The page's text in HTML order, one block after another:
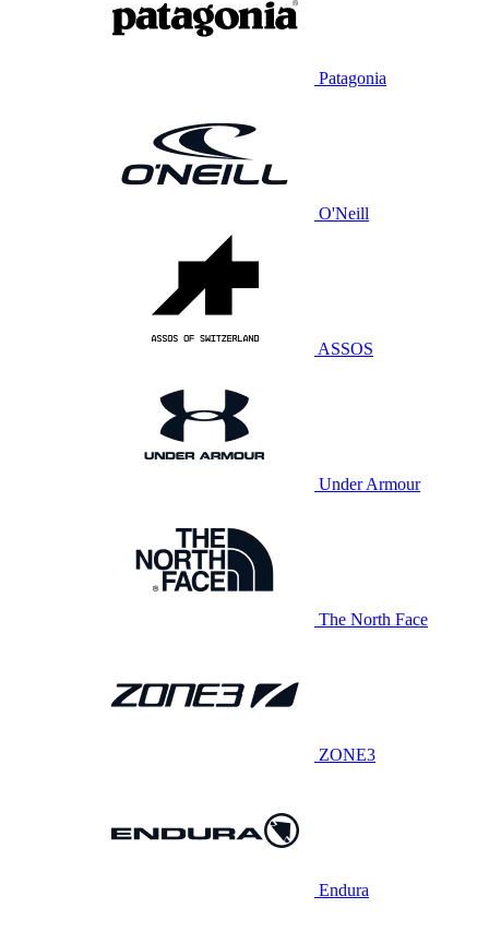
Patagonia
O'Neill
ASSOS
Under Armour
The North Face
ZONE3
Endura